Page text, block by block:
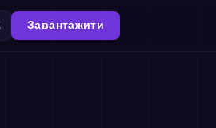
Завантажити